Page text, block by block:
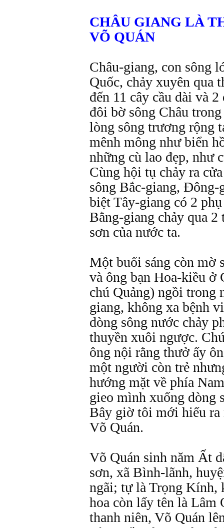
CHÂU GIANG LÀ
VÕ QUÁN
Châu-giang, con sông
Quốc, chảy xuyên qua
đến 11 cây cầu dài và
đôi bờ sông Châu
lòng sông trương rộng
mênh mông như biển
những cù lao đẹp, như
Cùng hội tụ chảy ra
sông Bắc-giang,
biệt Tây-giang có 2
Bằng-giang chảy qua
sơn của nước ta.
Một buổi sáng còn mờ
và ông bạn Hoa-kiều
chú Quảng) ngồi trong
giang, không xa bệnh
dòng sông nước chảy
thuyền xuôi ngược.
ông nội rằng thưở ấy
một người còn trẻ
hướng mặt về phía
gieo mình xuống dòng
Bây giờ tôi mới hiểu
Võ Quán.
Võ Quán sinh năm Ất
sơn, xã Bình-lãnh,
ngãi; tự là Trọng Kính,
hoa còn lấy tên là Lâm
thanh niên, Võ Quán